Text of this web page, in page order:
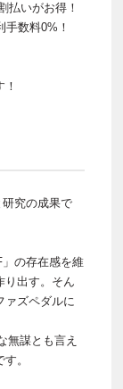
払いがお得！
数料0%！
研究の成果で
の存在感を維
り出す。そん
ァズペダルに
無謀とも言え
。